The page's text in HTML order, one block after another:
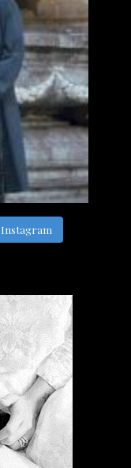
Instagram